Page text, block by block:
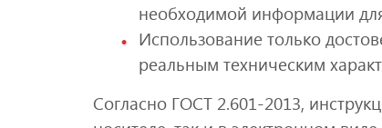
необходимой информации
Использование только
реальным техническим
Согласно ГОСТ 2.601-2013,